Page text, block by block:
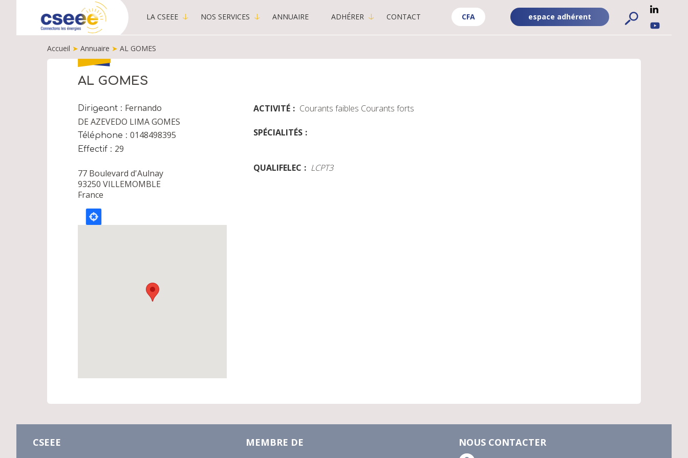
MENU
-
PUBLIC
LA CSEEE NOS SERVICES ANNUAIRE ADHÉRER CONTACT
ADHÉRENT
-
espace adhérent
CFA
-
CFA
FIL
D'ARIANE
Accueil ➤ Annuaire ➤ AL GOMES
AL GOMES
Dirigeant
Fernando
DE AZEVEDO LIMA GOMES
Téléphone 0148498395
Effectif 29
77 Boulevard d'Aulnay
93250 VILLEMOMBLE
France
ACTIVITÉ Courants faibles Courants forts
SPÉCIALITÉS
QUALIFELEC LCPT3
CSEEE MEMBRE DE NOUS CONTACTER